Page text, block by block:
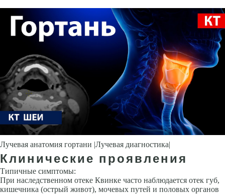
Лучевая анатомия гортани |Лучевая диагностика|
Клинические проявления
Типичные симптомы:
При наследственном отеке Квинке часто наблюдается отек губ,
кишечни­ка (острый живот), мочевых путей и половых органов